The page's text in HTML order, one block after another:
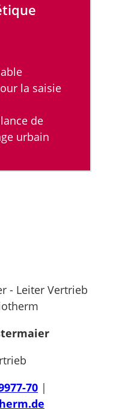
la saisie
de
urbain
70 |